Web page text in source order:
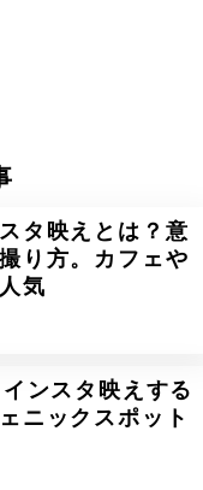
タ映えとは？意
り方。カフェや
気
ンスタ映えする
ニックスポット